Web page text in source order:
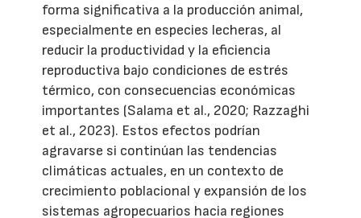
forma significativa a la producción animal,
especialmente en especies lecheras, al
reducir la productividad y la eficiencia
reproductiva bajo condiciones de estrés
térmico, con consecuencias económicas
importantes (Salama et al., 2020; Razzaghi
et al., 2023). Estos efectos podrían
agravarse si continúan las tendencias
climáticas actuales, en un contexto de
crecimiento poblacional y expansión de los
sistemas agropecuarios hacia regiones